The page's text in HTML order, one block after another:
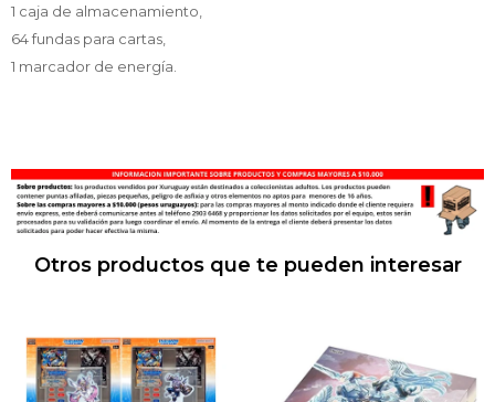
1 caja de almacenamiento,
64 fundas para cartas,
1 marcador de energía.
Otros productos que te pueden interesar